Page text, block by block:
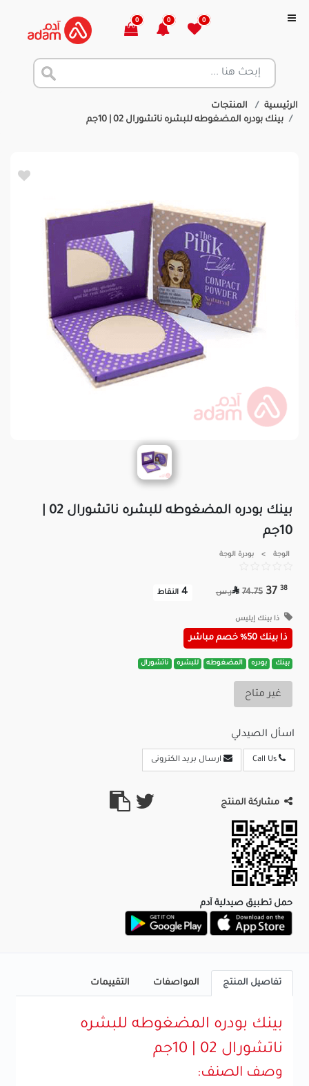
0
0
0
الرئيسية
المنتجات
بينك بودره المضغوطه للبشره ناتشورال 02 | 10جم
10جم
الوجة > بودرة الوجة
38
37
 74.75 ر.س 4 النقاط
ذا بينك إيليس
ذا بينك 50% خصم مباشر
بينك بودره المضغوطه للبشره ناتشورال
غير متاح
اسأل الصيدلي
ارسال بريد الكترونى
مشاركة المنتج
حمل تطبيق صيدلية آدم
تفاصيل المنتج المواصفات التقييمات
بينك بودره المضغوطه للبشره
ناتشورال 02 | 10جم
وصف الصنف: